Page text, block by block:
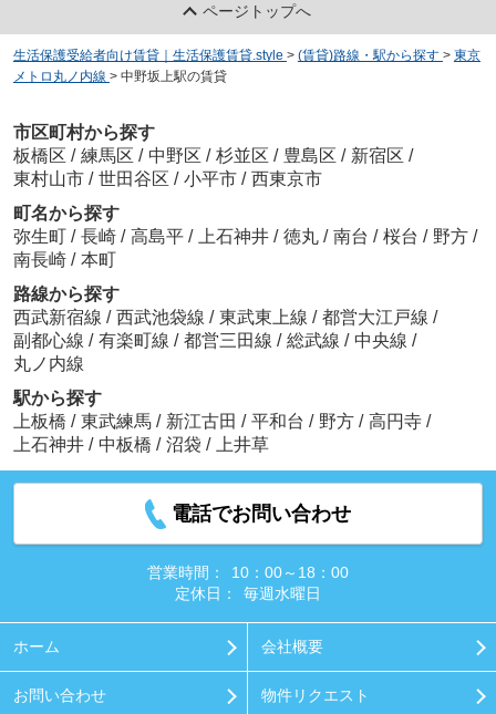
ページトップへ
生活保護受給者向け賃貸｜生活保護賃貸.style > (賃貸)路線・駅から探す > 東京
メトロ丸ノ内線 > 中野坂上駅の賃貸
市区町村から探す
板橋区 / 練馬区 / 中野区 / 杉並区 / 豊島区 / 新宿区 /
東村山市 / 世田谷区 / 小平市 / 西東京市
町名から探す
弥生町 / 長崎 / 高島平 / 上石神井 / 徳丸 / 南台 / 桜台 / 野方 /
南長崎 / 本町
路線から探す
西武新宿線 / 西武池袋線 / 東武東上線 / 都営大江戸線 /
副都心線 / 有楽町線 / 都営三田線 / 総武線 / 中央線 /
丸ノ内線
駅から探す
上板橋 / 東武練馬 / 新江古田 / 平和台 / 野方 / 高円寺 /
上石神井 / 中板橋 / 沼袋 / 上井草
電話でお問い合わせ
営業時間：
10：00～18：00
定休日：
毎週水曜日
ホーム 会社概要
お問い合わせ 物件リクエスト